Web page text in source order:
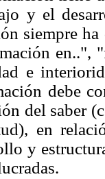
y el
siempre
en..",
e
debe
del saber
en
y